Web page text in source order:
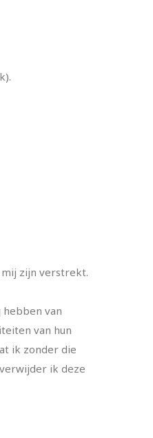
zijn verstrekt.
van
van hun
ik zonder die
ik deze